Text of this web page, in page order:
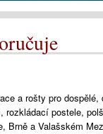
a rošty pro
rozkládací postele,
Brně a Valašském